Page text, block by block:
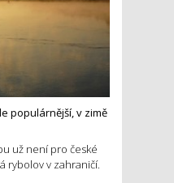
populárnější, v zimě
už není pro české
rybolov v zahraničí.